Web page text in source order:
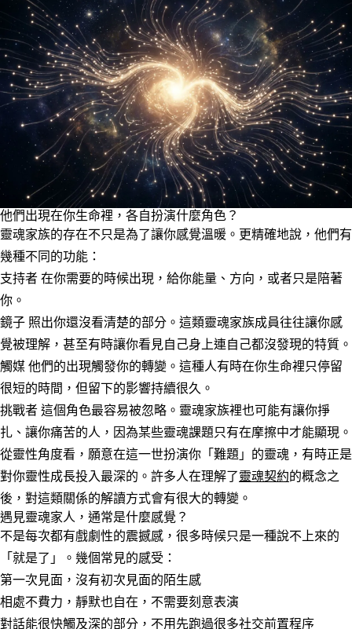
他們出現在你生命裡，各自扮演什麼角色？
靈魂家族的存在不只是為了讓你感覺溫暖。更精確地說，他們有
幾種不同的功能：
支持者 在你需要的時候出現，給你能量、方向，或者只是陪著
你。
鏡子 照出你還沒看清楚的部分。這類靈魂家族成員往往讓你感
覺被理解，甚至有時讓你看見自己身上連自己都沒發現的特質。
觸媒 他們的出現觸發你的轉變。這種人有時在你生命裡只停留
很短的時間，但留下的影響持續很久。
挑戰者 這個角色最容易被忽略。靈魂家族裡也可能有讓你掙
扎、讓你痛苦的人，因為某些靈魂課題只有在摩擦中才能顯現。
從靈性角度看，願意在這一世扮演你「難題」的靈魂，有時正是
對你靈性成長投入最深的。許多人在理解了靈魂契約的概念之
後，對這類關係的解讀方式會有很大的轉變。
遇見靈魂家人，通常是什麼感覺？
不是每次都有戲劇性的震撼感，很多時候只是一種說不上來的
「就是了」。幾個常見的感受：
第一次見面，沒有初次見面的陌生感
相處不費力，靜默也自在，不需要刻意表演
對話能很快觸及深的部分，不用先跑過很多社交前置程序